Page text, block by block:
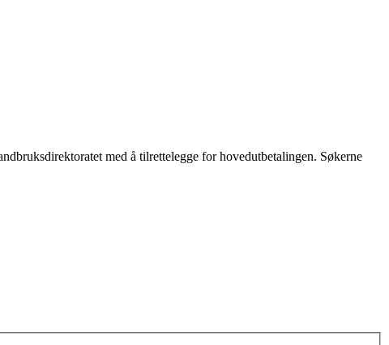
med å tilrettelegge for hovedutbetalingen. Søkerne